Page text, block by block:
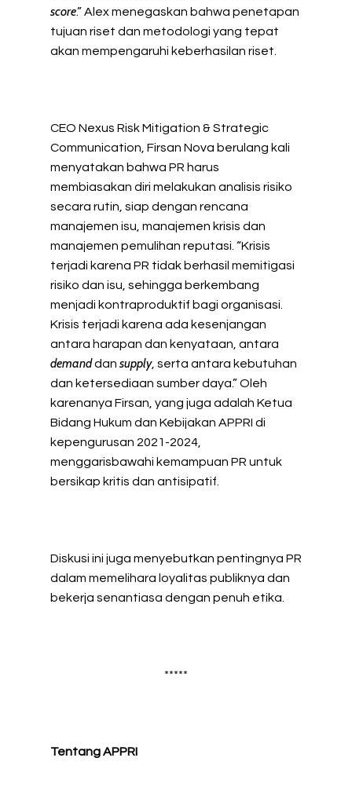
score.” Alex menegaskan bahwa penetapan
tujuan riset dan metodologi yang tepat
akan mempengaruhi keberhasilan riset.
CEO Nexus Risk Mitigation & Strategic
Communication, Firsan Nova berulang kali
menyatakan bahwa PR harus
membiasakan diri melakukan analisis risiko
secara rutin, siap dengan rencana
manajemen isu, manajemen krisis dan
manajemen pemulihan reputasi. “Krisis
terjadi karena PR tidak berhasil memitigasi
risiko dan isu, sehingga berkembang
menjadi kontraproduktif bagi organisasi.
Krisis terjadi karena ada kesenjangan
antara harapan dan kenyataan, antara
demanddan supply, serta antara kebutuhan
dan ketersediaan sumber daya.” Oleh
karenanya Firsan, yang juga adalah Ketua
Bidang Hukum dan Kebijakan APPRI di
kepengurusan 2021-2024,
menggarisbawahi kemampuan PR untuk
bersikap kritis dan antisipatif.
Diskusi ini juga menyebutkan pentingnya PR
dalam memelihara loyalitas publiknya dan
bekerja senantiasa dengan penuh etika.
*****
Tentang APPRI